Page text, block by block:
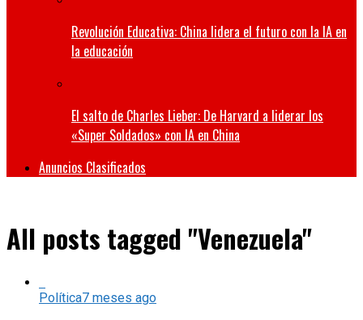
Revolución Educativa: China lidera el futuro con la IA en
la educación
El salto de Charles Lieber: De Harvard a liderar los
«Super Soldados» con IA en China
Anuncios Clasificados
All posts tagged "Venezuela"
Política7 meses ago